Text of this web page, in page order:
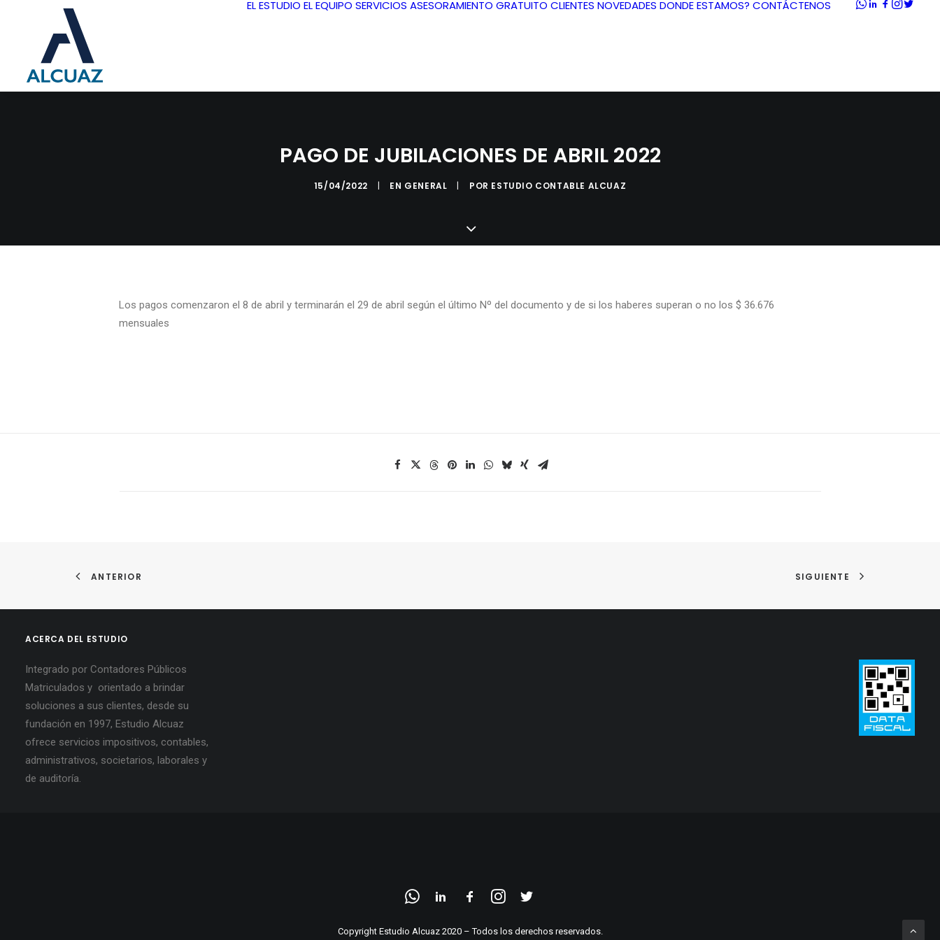
EL ESTUDIO EL EQUIPO SERVICIOS ASESORAMIENTO GRATUITO CLIENTES NOVEDADES DONDE ESTAMOS? CONTÁCTENOS
PAGO DE JUBILACIONES DE ABRIL 2022
15/04/2022 | EN GENERAL | POR ESTUDIO CONTABLE ALCUAZ
Los pagos comenzaron el 8 de abril y terminarán el 29 de abril según el último Nº del documento y de si los haberes superan o no los $ 36.676
mensuales
ANTERIOR SIGUIENTE
ACERCA DEL ESTUDIO
Integrado por Contadores Públicos
Matriculados y orientado a brindar
soluciones a sus clientes, desde su
fundación en 1997, Estudio Alcuaz
ofrece servicios impositivos, contables,
administrativos, societarios, laborales y
de auditoría.
Copyright Estudio Alcuaz 2020 – Todos los derechos reservados.